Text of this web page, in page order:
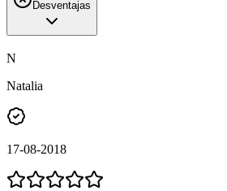
Desventajas
N
Natalia
17-08-2018